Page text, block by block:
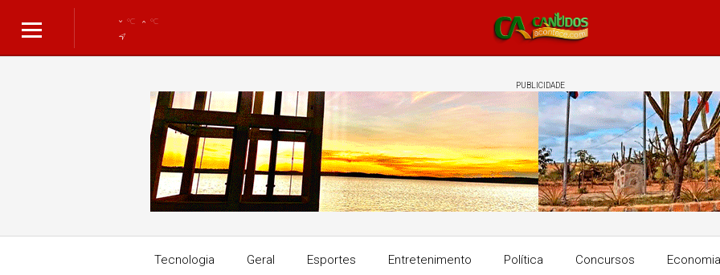
°C °C
PUBLICIDADE
Tecnologia Geral Esportes Entretenimento Política Concursos Economia